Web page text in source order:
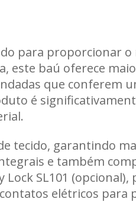
para proporcionar
este baú oferece
que conferem
é
tecido, garantindo
e também
Lock SL101
elétricos para